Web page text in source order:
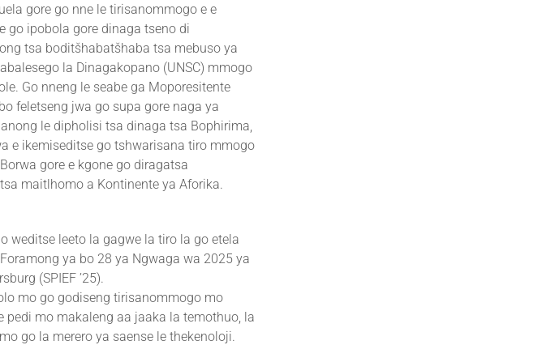
gore go nne le tirisanommogo e e
go ipobola gore dinaga tseno di
tsa boditšhabatšhaba tsa mebuso ya
la Dinagakopano (UNSC) mmogo
Go nneng le seabe ga Moporesitente
feletseng jwa go supa gore naga ya
le dipholisi tsa dinaga tsa Bophirima,
e ikemiseditse go tshwarisana tiro mmogo
gore e kgone go diragatsa
maitlhomo a Kontinente ya Aforika.
leeto la gagwe la tiro la go etela
ya bo 28 ya Ngwaga wa 2025 ya
(SPIEF ’25).
mo go godiseng tirisanommogo mo
mo makaleng aa jaaka la temothuo, la
go la merero ya saense le thekenoloji.